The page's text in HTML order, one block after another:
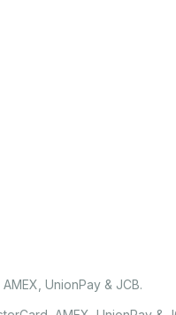
UnionPay & JCB.